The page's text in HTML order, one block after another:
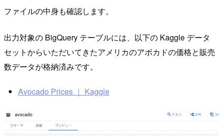
ファイルの中身も確認します。
出力対象の BigQuery テーブルには、以下の Kaggle データ
セットからいただいてきたアメリカのアボカドの価格と販売
数データが格納済みです。
Avocado Prices ｜ Kaggle